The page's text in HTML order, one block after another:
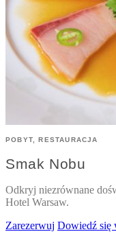
POBYT, RESTAURACJA
Smak Nobu
Odkryj niezrównane
Hotel Warsaw.
Zarezerwuj Dowiedź się